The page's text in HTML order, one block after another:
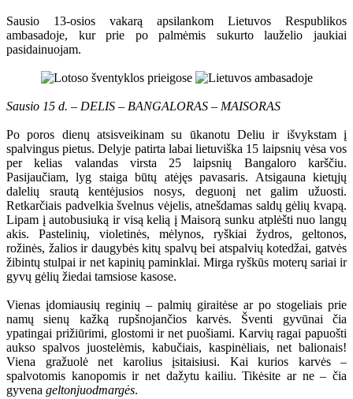
Sausio 13-osios vakarą apsilankom Lietuvos Respublikos
ambasadoje, kur prie po palmėmis sukurto lauželio jaukiai
pasidainuojam.
Sausio 15 d. – DELIS – BANGALORAS – MAISORAS
Po poros dienų atsisveikinam su ūkanotu Deliu ir išvykstam į
spalvingus pietus. Delyje patirta labai lietuviška 15 laipsnių vėsa vos
per kelias valandas virsta 25 laipsnių Bangaloro karščiu.
Pasijaučiam, lyg staiga būtų atėjęs pavasaris. Atsigauna kietųjų
dalelių srautą kentėjusios nosys, deguonį net galim užuosti.
Retkarčiais padvelkia švelnus vėjelis, atnešdamas saldų gėlių kvapą.
Lipam į autobusiuką ir visą kelią į Maisorą sunku atplėšti nuo langų
akis. Pastelinių, violetinės, mėlynos, ryškiai žydros, geltonos,
rožinės, žalios ir daugybės kitų spalvų bei atspalvių kotedžai, gatvės
žibintų stulpai ir net kapinių paminklai. Mirga ryškūs moterų sariai ir
gyvų gėlių žiedai tamsiose kasose.
Vienas įdomiausių reginių – palmių giraitėse ar po stogeliais prie
namų sienų kažką rupšnojančios karvės. Šventi gyvūnai čia
ypatingai prižiūrimi, glostomi ir net puošiami. Karvių ragai papuošti
aukso spalvos juostelėmis, kabučiais, kaspinėliais, net balionais!
Viena gražuolė net karolius įsitaisiusi. Kai kurios karvės –
spalvotomis kanopomis ir net dažytu kailiu. Tikėsite ar ne – čia
gyvena geltonjuodmargės.